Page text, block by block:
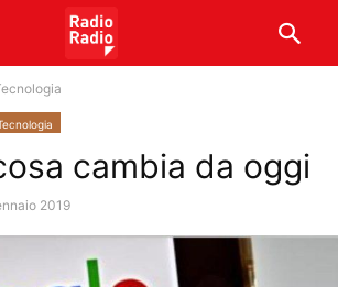
cambia da oggi
2019